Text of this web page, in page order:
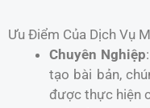
Ưu Điểm Của Dịch Vụ
Chuyên Nghiệp
tạo bài bản,
được thực hiện